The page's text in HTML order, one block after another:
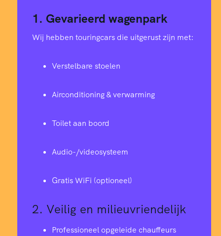
1. Gevarieerd wagenpark
Wij hebben touringcars die uitgerust zijn met:
Verstelbare stoelen
Airconditioning & verwarming
Toilet aan boord
Audio-/videosysteem
Gratis WiFi (optioneel)
2. Veilig en milieuvriendelijk
Professioneel opgeleide chauffeurs